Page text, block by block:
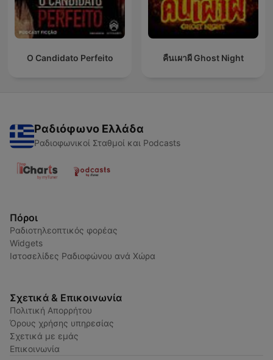
O Candidato Perfeito คืนเผาผี Ghost Night
Ραδιόφωνο Ελλάδα
Ραδιοφωνικοί Σταθμοί και Podcasts
Πόροι
Ραδιοτηλεοπτικός φορέας
Widgets
Ιστοσελίδες Ραδιοφώνου ανά Χώρα
Σχετικά & Επικοινωνία
Πολιτική Απορρήτου
Όρους χρήσης υπηρεσίας
Σχετικά με εμάς
Επικοινωνία